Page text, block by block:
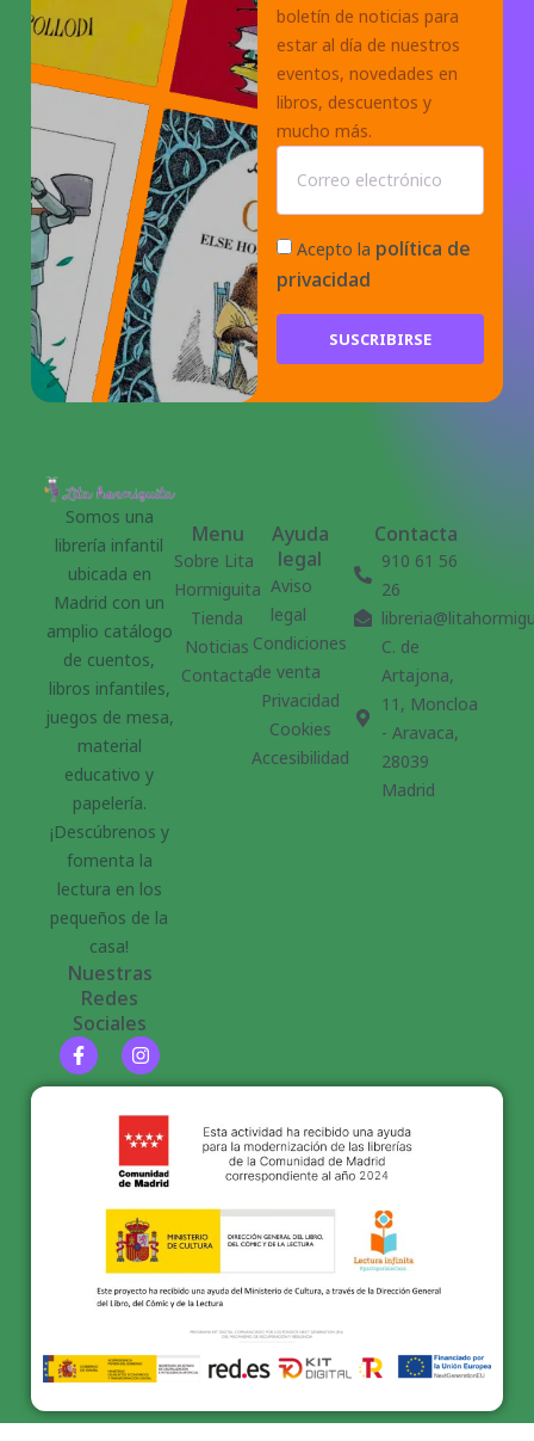
boletín de noticias para
estar al día de nuestros
eventos, novedades en
libros, descuentos y
mucho más.
Acepto la política de
privacidad
SUSCRIBIRSE
Somos una
librería infantil
ubicada en
Madrid con un
amplio catálogo
de cuentos,
libros infantiles,
juegos de mesa,
material
educativo y
papelería.
¡Descúbrenos y
fomenta la
lectura en los
pequeños de la
casa!
Nuestras
Redes
Sociales
Menu
Sobre Lita
Hormiguita
Tienda
Noticias
Contacta
Ayuda
legal
Aviso
legal
Condiciones
de venta
Privacidad
Cookies
Accesibilidad
Contacta
910 61 56
26
C. de
Artajona,
11, Moncloa
- Aravaca,
28039
Madrid